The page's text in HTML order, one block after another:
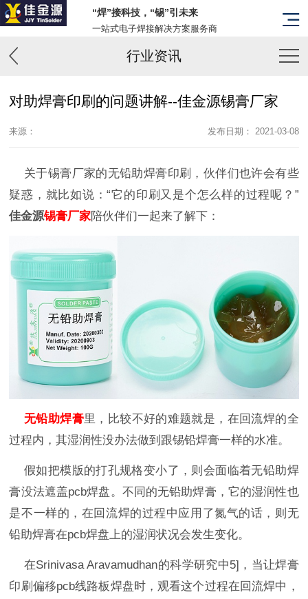
“焊”接科技，“锡”引未来
一站式电子焊接解决方案服务商
行业资讯
对助焊膏印刷的问题讲解--佳金源锡膏厂家
来源： 发布日期： 2021-03-08
关于锡膏厂家的无铅助焊膏印刷，伙伴们也许会有些
疑惑，就比如说：“它的印刷又是个怎么样的过程呢？”
佳金源锡膏厂家陪伙伴们一起来了解下：
无铅助焊膏里，比较不好的难题就是，在回流焊的全
过程内，其湿润性没办法做到跟锡铅焊膏一样的水准。
假如把模版的打孔规格变小了，则会面临着无铅助焊
膏没法遮盖pcb焊盘。不同的无铅助焊膏，它的湿润性也
是不一样的，在回流焊的过程中应用了氮气的话，则无
铅助焊膏在pcb焊盘上的湿润状况会发生变化。
在Srinivasa Aravamudhan的科学研究中5]， 当让焊膏
印刷偏移pcb线路板焊盘时，观看这个过程在回流焊中，